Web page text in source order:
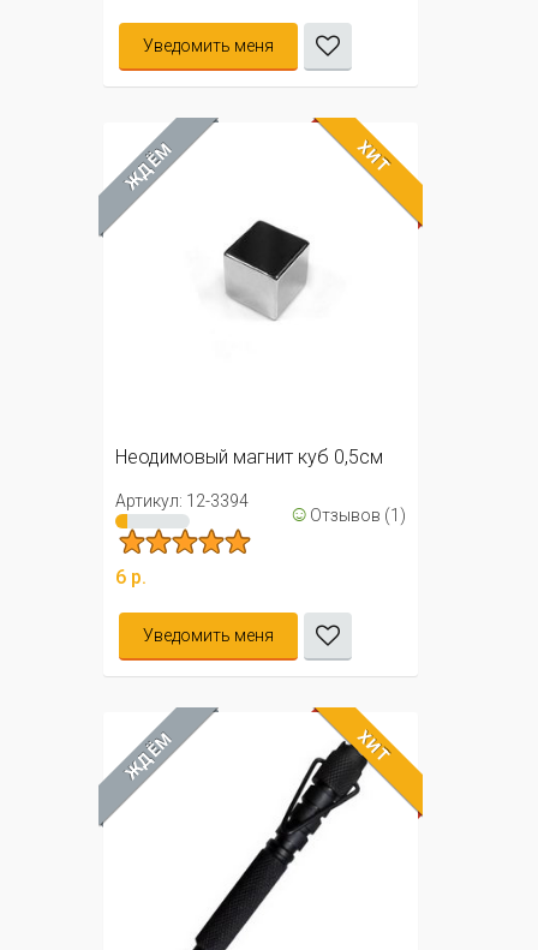
Уведомить меня
ЖДЁМ ХИТ
Неодимовый магнит куб 0,5см
Артикул: 12-3394 ☺ Отзывов (1)
6 р.
Уведомить меня
ЖДЁМ ХИТ